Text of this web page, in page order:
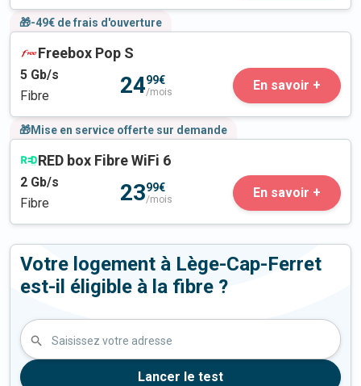
🎁-49€ de frais d'ouverture
Freebox Pop S
5 Gb/s
Fibre
2499€
/mois En savoir +
🎁Mise en service offerte sur demande
RED box Fibre WiFi 6
2 Gb/s
Fibre
2399€
/mois En savoir +
Votre logement à Lège-Cap-Ferret
est-il éligible à la fibre ?
Saisissez votre adresse
Lancer le test